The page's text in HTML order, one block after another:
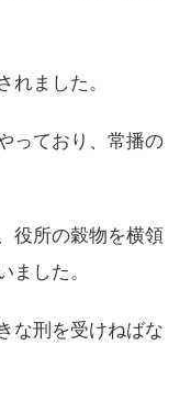
れました。
っており、常播の
役所の穀物を横領
ました。
な刑を受けねばな